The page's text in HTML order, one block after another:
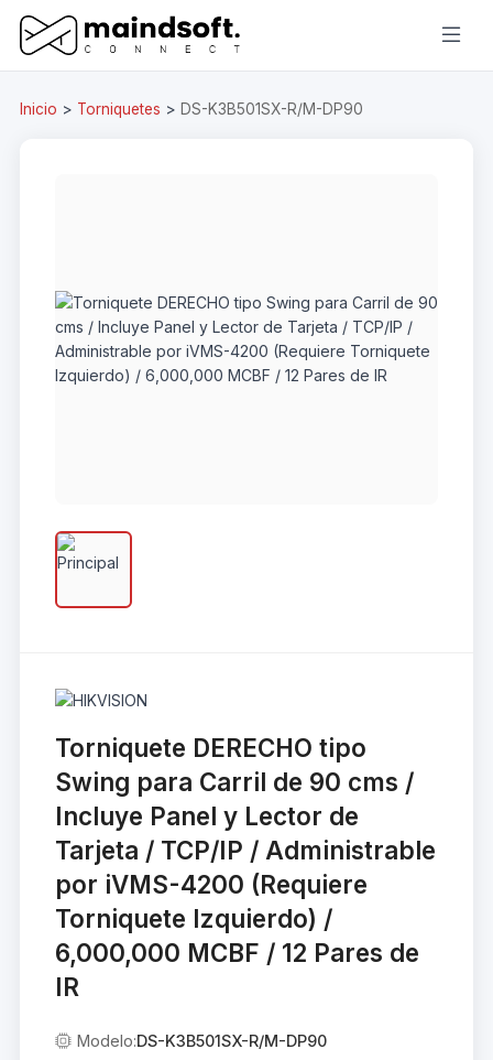
Inicio > Torniquetes > DS-K3B501SX-R/M-DP90
Torniquete DERECHO tipo
Swing para Carril de 90 cms /
Incluye Panel y Lector de
Tarjeta / TCP/IP / Administrable
por iVMS-4200 (Requiere
Torniquete Izquierdo) /
6,000,000 MCBF / 12 Pares de
IR
Modelo:DS-K3B501SX-R/M-DP90